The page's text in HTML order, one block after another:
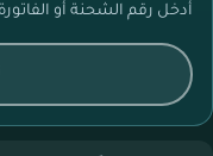
أدخل رقم الشحنة أو